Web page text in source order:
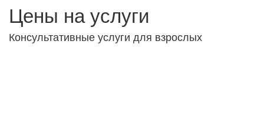
Цены на услуги
Консультативные услуги для взрослых